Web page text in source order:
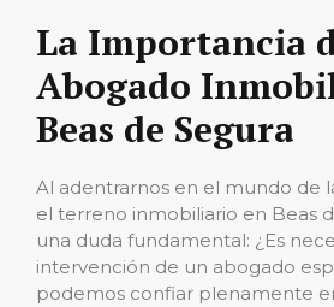
La Importancia
Abogado
Beas de Segura
Al adentrarnos en el mundo de
el terreno inmobiliario en Beas
una duda fundamental: ¿Es
intervención de un abogado
podemos confiar plenamente